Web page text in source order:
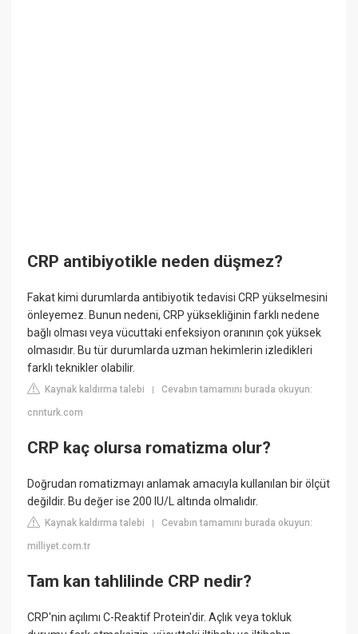
CRP antibiyotikle neden düşmez?
Fakat kimi durumlarda antibiyotik tedavisi CRP yükselmesini
önleyemez. Bunun nedeni, CRP yüksekliğinin farklı nedene
bağlı olması veya vücuttaki enfeksiyon oranının çok yüksek
olmasıdır. Bu tür durumlarda uzman hekimlerin izledikleri
farklı teknikler olabilir.
Kaynak kaldırma talebi |Cevabın tamamını burada okuyun:
cnnturk.com
CRP kaç olursa romatizma olur?
Doğrudan romatizmayı anlamak amacıyla kullanılan bir ölçüt
değildir. Bu değer ise 200 IU/L altında olmalıdır.
Kaynak kaldırma talebi |Cevabın tamamını burada okuyun:
milliyet.com.tr
Tam kan tahlilinde CRP nedir?
CRP'nin açılımı C-Reaktif Protein'dir. Açlık veya tokluk